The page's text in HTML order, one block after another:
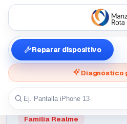
Reparar dispositivo
Diagnóstico
Familia Realme